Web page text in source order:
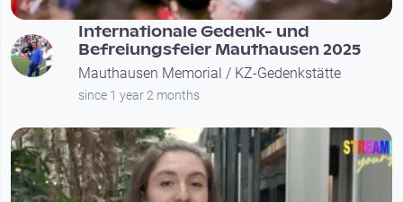
Internationale Gedenk- und
Befreiungsfeier Mauthausen 2025
Mauthausen Memorial / KZ-Gedenkstätte
since 1 year 2 months